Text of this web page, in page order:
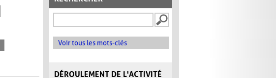
Voir tous les mots-clés
DÉROULEMENT DE L'ACTIVITÉ